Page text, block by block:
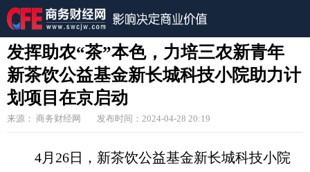
发挥助农“茶”本色，力培三农新青年
新茶饮公益基金新长城科技小院助力计
划项目在京启动
来源： 商务财经网 发布时间：2024-04-28 20:19
4月26日，新茶饮公益基金新长城科技小院